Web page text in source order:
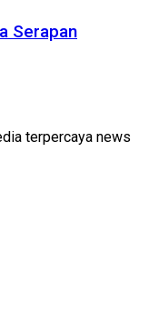
Serapan
terpercaya news